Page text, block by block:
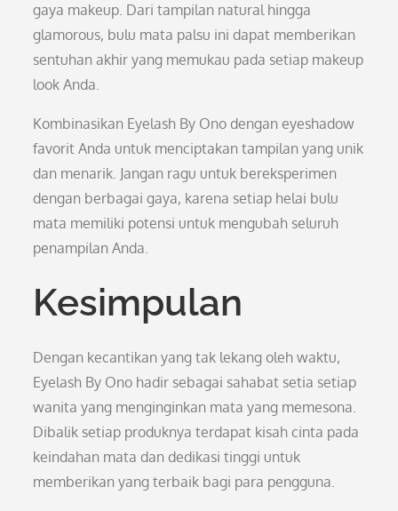
gaya makeup. Dari tampilan natural hingga
glamorous, bulu mata palsu ini dapat memberikan
sentuhan akhir yang memukau pada setiap makeup
look Anda.
Kombinasikan Eyelash By Ono dengan eyeshadow
favorit Anda untuk menciptakan tampilan yang unik
dan menarik. Jangan ragu untuk bereksperimen
dengan berbagai gaya, karena setiap helai bulu
mata memiliki potensi untuk mengubah seluruh
penampilan Anda.
Kesimpulan
Dengan kecantikan yang tak lekang oleh waktu,
Eyelash By Ono hadir sebagai sahabat setia setiap
wanita yang menginginkan mata yang memesona.
Dibalik setiap produknya terdapat kisah cinta pada
keindahan mata dan dedikasi tinggi untuk
memberikan yang terbaik bagi para pengguna.